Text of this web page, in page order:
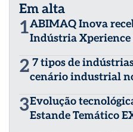
Em alta
1ABIMAQ Inova
Indústria Xperience
2 7 tipos de
cenário industrial
3Evolução
Estande Temático